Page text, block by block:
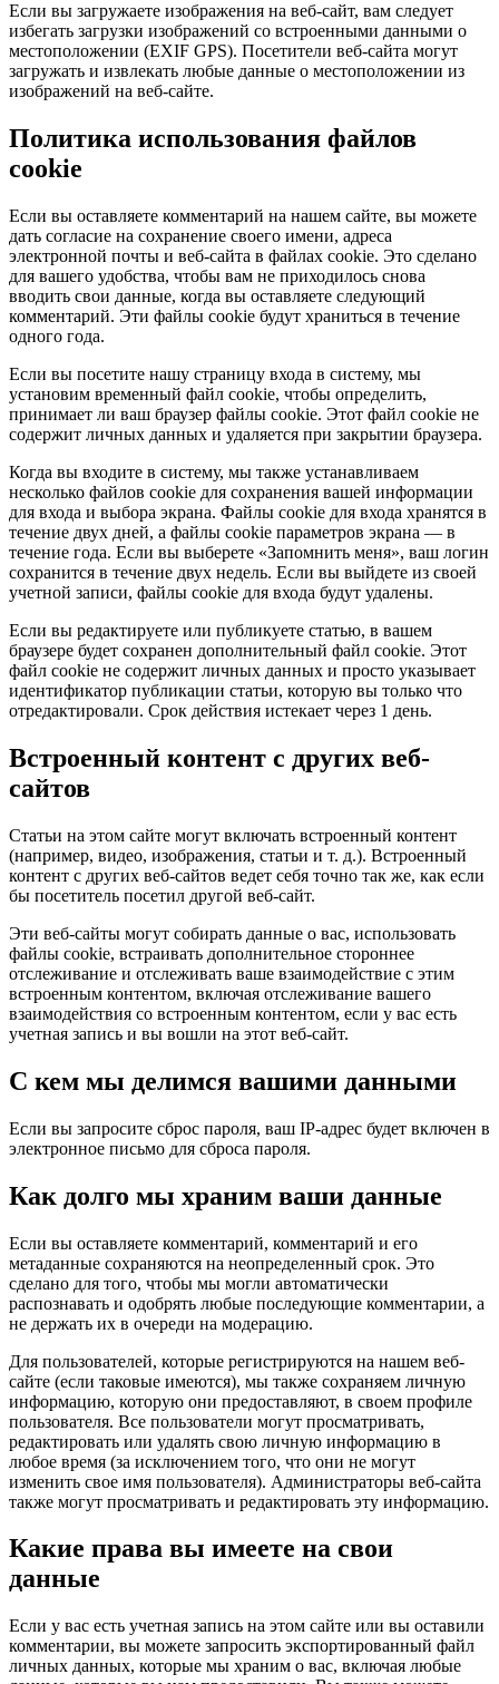
Если вы загружаете изображения на веб-сайт, вам следует
избегать загрузки изображений со встроенными данными о
местоположении (EXIF GPS). Посетители веб-сайта могут
загружать и извлекать любые данные о местоположении из
изображений на веб-сайте.
Политика использования файлов
cookie
Если вы оставляете комментарий на нашем сайте, вы можете
дать согласие на сохранение своего имени, адреса
электронной почты и веб-сайта в файлах cookie. Это сделано
для вашего удобства, чтобы вам не приходилось снова
вводить свои данные, когда вы оставляете следующий
комментарий. Эти файлы cookie будут храниться в течение
одного года.
Если вы посетите нашу страницу входа в систему, мы
установим временный файл cookie, чтобы определить,
принимает ли ваш браузер файлы cookie. Этот файл cookie не
содержит личных данных и удаляется при закрытии браузера.
Когда вы входите в систему, мы также устанавливаем
несколько файлов cookie для сохранения вашей информации
для входа и выбора экрана. Файлы cookie для входа хранятся в
течение двух дней, а файлы cookie параметров экрана — в
течение года. Если вы выберете «Запомнить меня», ваш логин
сохранится в течение двух недель. Если вы выйдете из своей
учетной записи, файлы cookie для входа будут удалены.
Если вы редактируете или публикуете статью, в вашем
браузере будет сохранен дополнительный файл cookie. Этот
файл cookie не содержит личных данных и просто указывает
идентификатор публикации статьи, которую вы только что
отредактировали. Срок действия истекает через 1 день.
Встроенный контент с других веб-
сайтов
Статьи на этом сайте могут включать встроенный контент
(например, видео, изображения, статьи и т. д.). Встроенный
контент с других веб-сайтов ведет себя точно так же, как если
бы посетитель посетил другой веб-сайт.
Эти веб-сайты могут собирать данные о вас, использовать
файлы cookie, встраивать дополнительное стороннее
отслеживание и отслеживать ваше взаимодействие с этим
встроенным контентом, включая отслеживание вашего
взаимодействия со встроенным контентом, если у вас есть
учетная запись и вы вошли на этот веб-сайт.
С кем мы делимся вашими данными
Если вы запросите сброс пароля, ваш IP-адрес будет включен в
электронное письмо для сброса пароля.
Как долго мы храним ваши данные
Если вы оставляете комментарий, комментарий и его
метаданные сохраняются на неопределенный срок. Это
сделано для того, чтобы мы могли автоматически
распознавать и одобрять любые последующие комментарии, а
не держать их в очереди на модерацию.
Для пользователей, которые регистрируются на нашем веб-
сайте (если таковые имеются), мы также сохраняем личную
информацию, которую они предоставляют, в своем профиле
пользователя. Все пользователи могут просматривать,
редактировать или удалять свою личную информацию в
любое время (за исключением того, что они не могут
изменить свое имя пользователя). Администраторы веб-сайта
также могут просматривать и редактировать эту информацию.
Какие права вы имеете на свои
данные
Если у вас есть учетная запись на этом сайте или вы оставили
комментарии, вы можете запросить экспортированный файл
личных данных, которые мы храним о вас, включая любые